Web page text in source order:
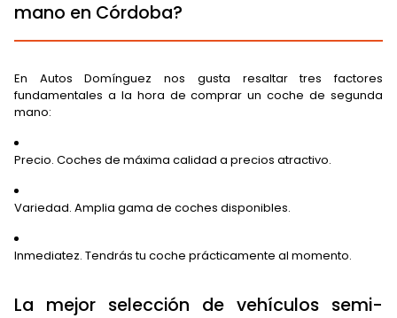
mano en Córdoba?
En Autos Domínguez nos gusta resaltar tres factores
fundamentales a la hora de comprar un coche de segunda
mano:
Precio. Coches de máxima calidad a precios atractivo.
Variedad. Amplia gama de coches disponibles.
Inmediatez. Tendrás tu coche prácticamente al momento.
La mejor selección de vehículos semi-